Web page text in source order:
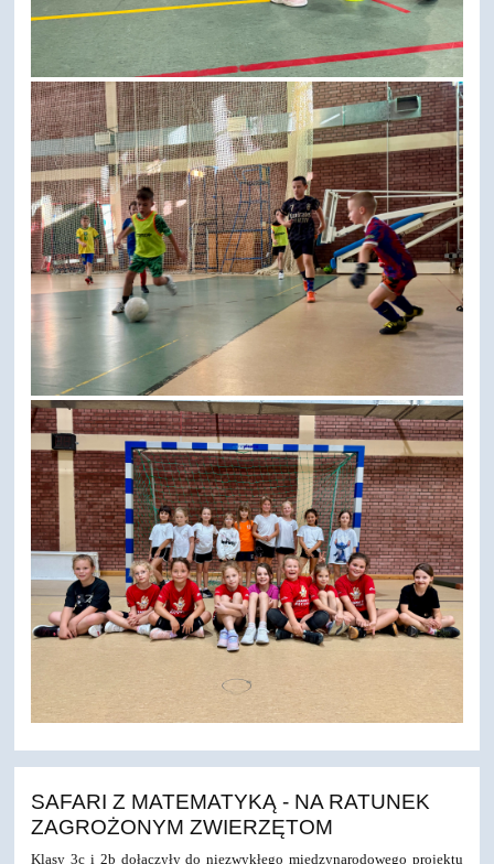
SAFARI Z MATEMATYKĄ - NA RATUNEK
ZAGROŻONYM ZWIERZĘTOM
Klasy 3c i 2b dołączyły do niezwykłego międzynarodowego projektu